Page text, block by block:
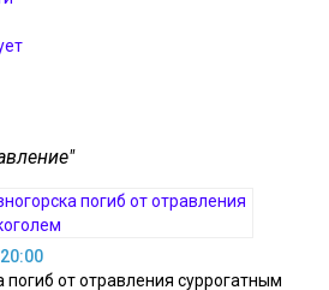
от отравления суррогатным